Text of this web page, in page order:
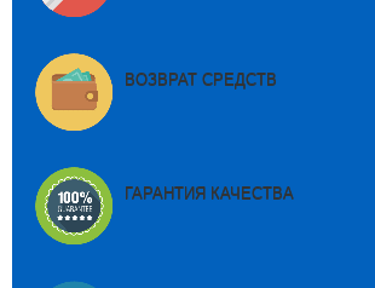
ВОЗВРАТ СРЕДСТВ
ГАРАНТИЯ КАЧЕСТВА